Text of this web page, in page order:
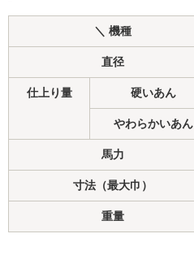
＼ 機種
直径
仕上り量 硬いあん
やわらかいあん
馬力
寸法（最大巾）
重量